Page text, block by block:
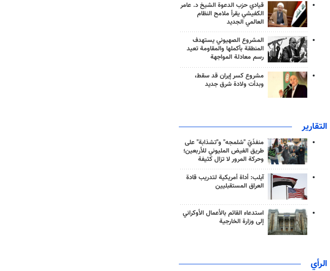
قيادي حزب الدعوة الشيخ د. عامر
الكفيشي يقرأ ملامح النظام
العالمي الجديد
المشروع الصهيوني يستهدف
المنطقة بأكملها والمقاومة تعيد
رسم معادلة المواجهة
مشروع كسر إيران قد سقط،
وبدأت ولادة شرق جديد
التقارير
منفذَيّ "شلمجه" و"تشذابة" على
طريق الفيض المليوني للأربعين؛
وحركة المرور لا تزال كثيفة
آيلب: أداة أمريكية لتدريب قادة
العراق المستقبليين
استدعاء القائم بالأعمال الأوكراني
إلى وزارة الخارجية
الرأي